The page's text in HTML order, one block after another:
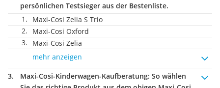
persönlichen Testsieger aus der Bestenliste.
Maxi-Cosi Zelia S Trio
Maxi-Cosi Oxford
Maxi-Cosi Zelia
mehr anzeigen
Maxi-Cosi-Kinderwagen-Kaufberatung: So wählen